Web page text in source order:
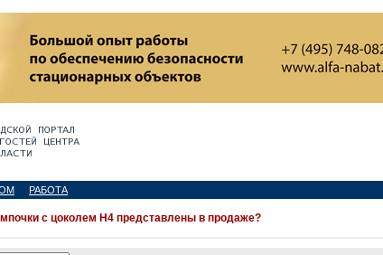
РАБОТА
с цоколем H4 представлены в продаже?